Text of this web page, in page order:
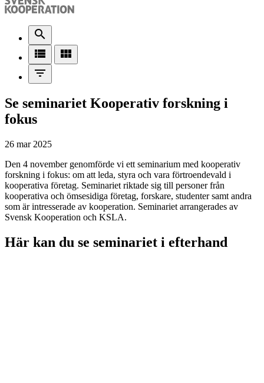
search
view_list
view_module
filter_list
Se seminariet Kooperativ forskning i
fokus
26 mar 2025
Den 4 november genomförde vi ett seminarium med kooperativ
forskning i fokus: om att leda, styra och vara förtroendevald i
kooperativa företag. Seminariet riktade sig till personer från
kooperativa och ömsesidiga företag, forskare, studenter samt andra
som är intresserade av kooperation. Seminariet arrangerades av
Svensk Kooperation och KSLA.
Här kan du se seminariet i efterhand